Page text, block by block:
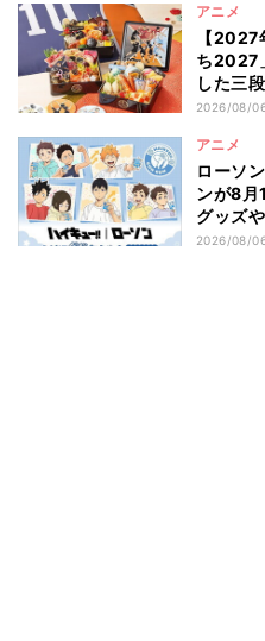
アニメ
【
ち2027
した三
2026/08/
アニメ
ローソ
ンが8月
グッズ
2026/08/